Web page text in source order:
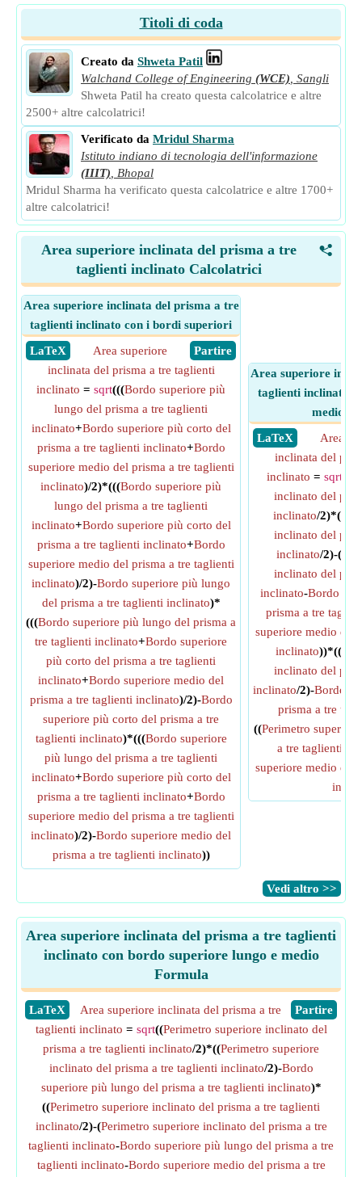
Titoli di coda
Creato da Shweta Patil
Walchand College of Engineering (WCE) Sangli
Shweta Patil ha creato questa calcolatrice e altre
2500+ altre calcolatrici!
Verificato da Mridul Sharma
Istituto indiano di tecnologia dell'informazione
(IIIT)
Bhopal
Mridul Sharma ha verificato questa calcolatrice e altre 1700+
altre calcolatrici!
<
Area superiore inclinata del prisma a tre
taglienti inclinato Calcolatrici
Area superiore inclinata del prisma a tre
taglienti inclinato con i bordi superiori
​ LaTeX
​ Partire
Area superiore
inclinata del prisma a tre taglienti
inclinato = sqrt(((Bordo superiore più
lungo del prisma a tre taglienti
inclinato+Bordo superiore più corto del
prisma a tre taglienti inclinato+Bordo
superiore medio del prisma a tre taglienti
inclinato)/2)*(((Bordo superiore più
lungo del prisma a tre taglienti
inclinato+Bordo superiore più corto del
prisma a tre taglienti inclinato+Bordo
superiore medio del prisma a tre taglienti
inclinato)/2)-Bordo superiore più lungo
del prisma a tre taglienti inclinato)*
(((Bordo superiore più lungo del prisma a
tre taglienti inclinato+Bordo superiore
più corto del prisma a tre taglienti
inclinato+Bordo superiore medio del
prisma a tre taglienti inclinato)/2)-Bordo
superiore più corto del prisma a tre
taglienti inclinato)*(((Bordo superiore
più lungo del prisma a tre taglienti
inclinato+Bordo superiore più corto del
prisma a tre taglienti inclinato+Bordo
superiore medio del prisma a tre taglienti
inclinato)/2)-Bordo superiore medio del
prisma a tre taglienti inclinato))
Area superiore
taglienti inclinato
medio e
​ LaTeX
Area
inclinata del
inclinato = sqrt
inclinato del
inclinato/2)*((
inclinato del
inclinato/2)-(
inclinato del
inclinato-Bordo
prisma a tre
superiore medio del
inclinato))*((
inclinato del
inclinato/2)-Bordo
prisma a tre
((Perimetro
a tre taglienti
superiore medio del
​Vedi altro >>
Area superiore inclinata del prisma a tre taglienti
inclinato con bordo superiore lungo e medio
Formula
​LaTeX ​Partire
Area superiore inclinata del prisma a tre
taglienti inclinato = sqrt((Perimetro superiore inclinato del
prisma a tre taglienti inclinato/2)*((Perimetro superiore
inclinato del prisma a tre taglienti inclinato/2)-Bordo
superiore più lungo del prisma a tre taglienti inclinato)*
((Perimetro superiore inclinato del prisma a tre taglienti
inclinato/2)-(Perimetro superiore inclinato del prisma a tre
taglienti inclinato-Bordo superiore più lungo del prisma a tre
taglienti inclinato-Bordo superiore medio del prisma a tre